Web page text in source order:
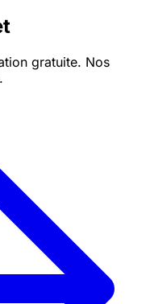
gratuite. Nos